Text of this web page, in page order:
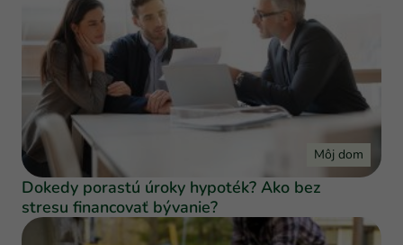
Môj dom
Dokedy porastú úroky hypoték? Ako bez
stresu financovať bývanie?